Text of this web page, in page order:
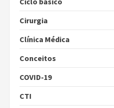
Cirurgia
Clínica Médica
Conceitos
COVID-19
CTI